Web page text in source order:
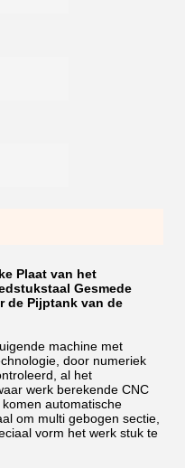
Plaat van het
Gesmede
de Pijptank van de
machine met
door numeriek
al het
werk berekende CNC
automatische
om multi gebogen sectie,
vorm het werk stuk te